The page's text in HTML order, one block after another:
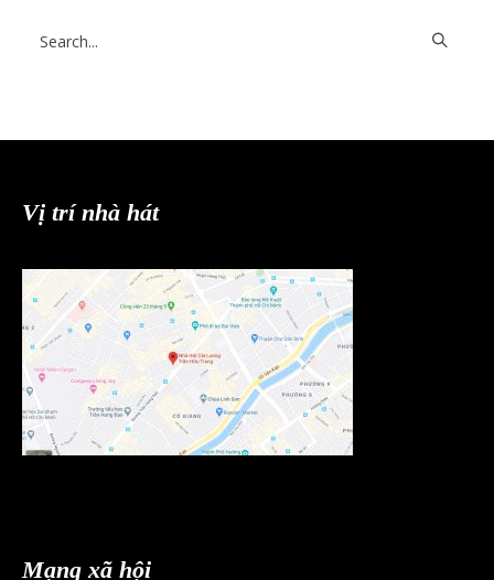
Vị trí nhà hát
Mạng xã hội